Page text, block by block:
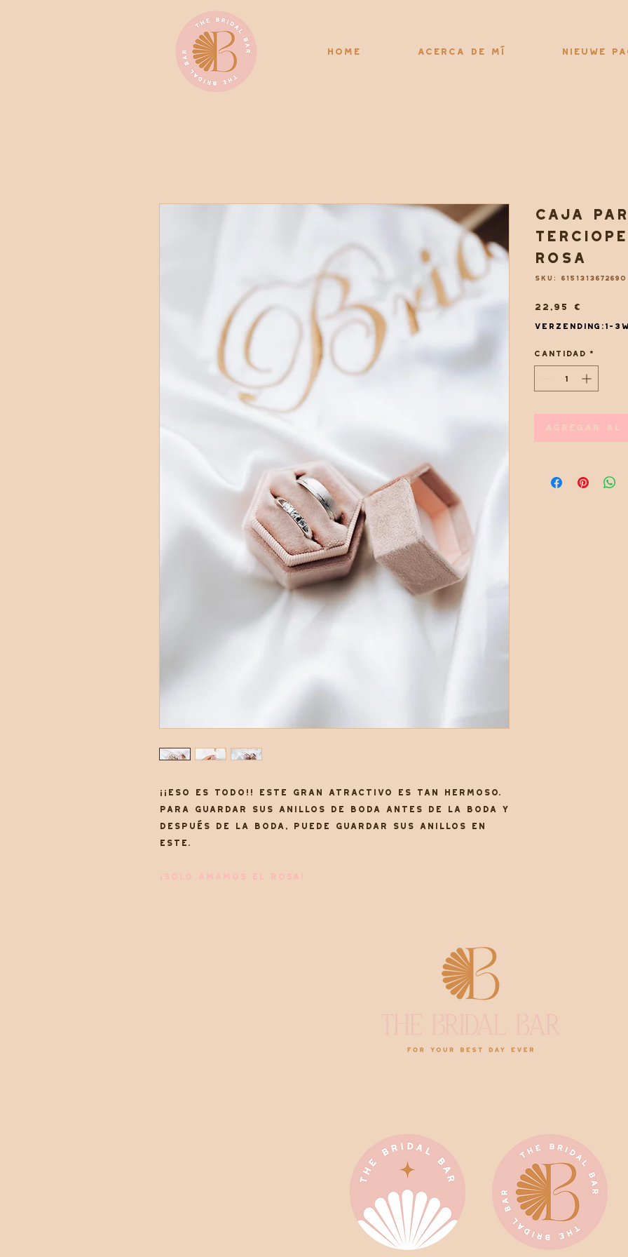
Home Acerca de mí Nieuwe
¡¡ESO ES TODO!! Este gran atractivo es tan hermoso.
Para guardar sus anillos de boda antes de la boda y
después de la boda, puede guardar sus anillos en
este.
¡SOLO AMAMOS EL ROSA!
Caja
rosa
SKU: 6151313672690
22,95 €
Verzending:1-
Cantidad *
Agregar al